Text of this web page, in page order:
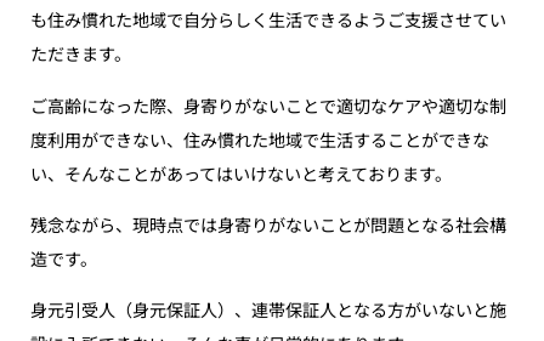
も住み慣れた地域で自分らしく生活できるようご支援させてい
ただきます。
ご高齢になった際、身寄りがないことで適切なケアや適切な制
度利用ができない、住み慣れた地域で生活することができな
い、そんなことがあってはいけないと考えております。
残念ながら、現時点では身寄りがないことが問題となる社会構
造です。
身元引受人（身元保証人）、連帯保証人となる方がいないと施